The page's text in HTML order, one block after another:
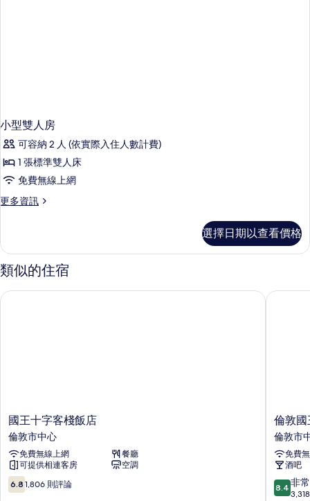
小型雙人房
可容納 2 人 (依實際入住人數計費)
1 張標準雙人床
免費無線上網
更多資訊
更
雙
人
房
詳
選擇日期以查看價格
類似的住宿
國
王
十
字
客
棧
飯
國王十字客棧飯店
倫敦市中心
免費無線上網
餐廳
可提供相連客房
空調
6.8
分，
6.8 1,806 則評論
國王十字客棧飯店
倫
敦
國
王
十
字
聖
倫敦國
倫敦市
免費
酒吧
8.4
分，
8.4 非
倫敦國